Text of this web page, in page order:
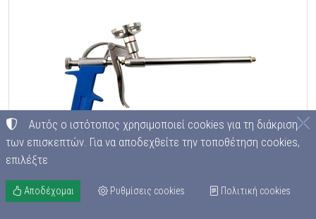
Αυτός ο ιστότοπος χρησιμοποιεί cookies για τη διάκριση
των επισκεπτών. Για να αποδεχθείτε την τοποθέτηση cookies,
επιλέξτε
Αποδέχομαι Ρυθμίσεις cookies Πολιτική cookies